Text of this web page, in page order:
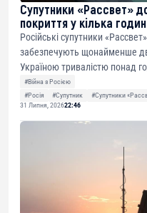
Супутники «Рассвет»
покриття у кілька
Російські супутники
забезпечують щонайменше
Україною тривалістю понад
#Війна з Росією
#Росія
#Супутник #Супутники
31 Липня, 202622:46